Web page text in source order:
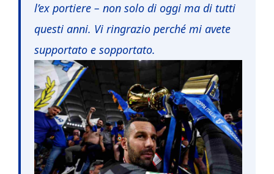
l’ex portiere – non solo di oggi ma di tutti
questi anni. Vi ringrazio perché mi avete
supportato e sopportato.